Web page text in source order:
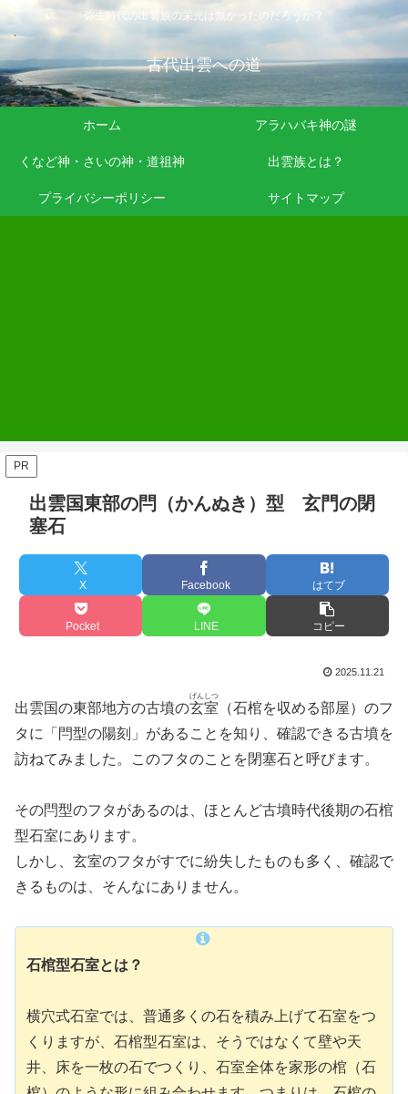
弥生時代の出雲族の栄光は無かったのだろうか？
古代出雲への道
ホーム アラハバキ神の謎
くなど神・さいの神・道祖神 出雲族とは？
プライバシーポリシー サイトマップ
PR
出雲国東部の閂（かんぬき）型 玄門の閉
塞石
X Facebook はてブ
Pocket LINE コピー
2025.11.21
出雲国の東部地方の古墳の玄室
げんしつ
（石棺を収める部屋）のフ
タに「閂型の陽刻」があることを知り、確認できる古墳を
訪ねてみました。このフタのことを閉塞石と呼びます。
その閂型のフタがあるのは、ほとんど古墳時代後期の石棺
型石室にあります。
しかし、玄室のフタがすでに紛失したものも多く、確認で
きるものは、そんなにありません。
石棺型石室とは？
横穴式石室では、普通多くの石を積み上げて石室をつ
くりますが、石棺型石室は、そうではなくて壁や天
井、床を一枚の石でつくり、石室全体を家形の棺（石